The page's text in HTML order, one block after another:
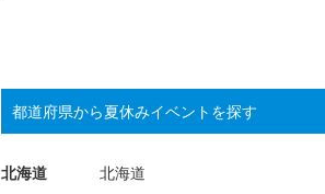
都道府県から夏休みイベントを探す
北海道 北海道